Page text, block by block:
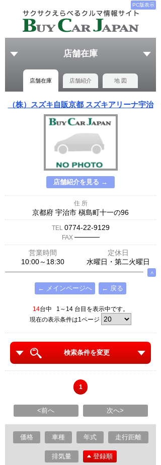
PC版表示
店舗在庫
店舗在庫 店舗紹介 地 図
（株）スズキ自販京都 スズキアリーナ宇治
店舗紹介を見る →
住 所
京都府 宇治市 槇島町十一の96
TEL 0774-22-9129
FAX ─────
営業時間
定休日
10:00～18:30
水曜日・第二火曜日
∧
← メインページへ ← 戻る
14台中 1～14 台目を表示中です。
現在の表示条件は1ページ
検索条件を変更
1
<前へ 次へ>
価格 車種 年式 走行距離
排気量 登録順